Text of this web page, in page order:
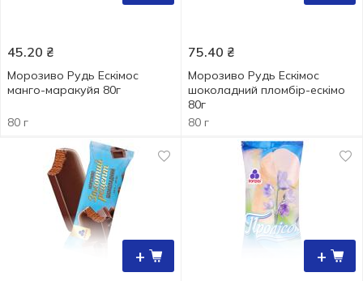
45.20 ₴
Морозиво Рудь Ескімос
манго-маракуйя 80г
80 г
75.40 ₴
Морозиво Рудь Ескімос
шоколадний пломбір-ескімо
80г
80 г
+ +